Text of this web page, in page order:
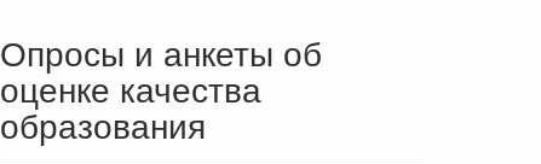
Опросы и анкеты об
оценке качества
образования